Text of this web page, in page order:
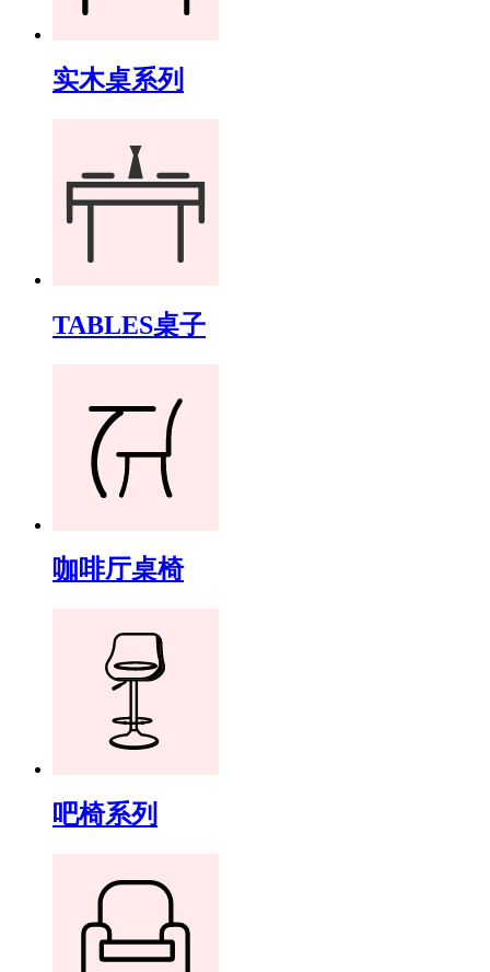
实木桌系列
TABLES桌子
咖啡厅桌椅
吧椅系列